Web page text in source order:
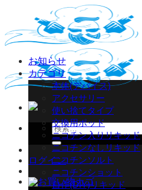
content
検
索
対
象:
ログイン
お知らせ
カテゴリ
本体(デバイス)
アクセサリー
使い捨てタイプ
交換用ポッド
ニコチン入りリキッド
ニコチンなしリキッド
ニコチンソルト
ニコチンショット
自作(DIY)リキッド